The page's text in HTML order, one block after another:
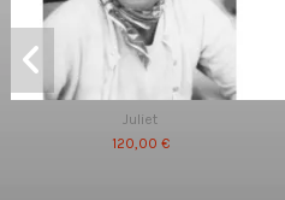
Juliet
120,00 €